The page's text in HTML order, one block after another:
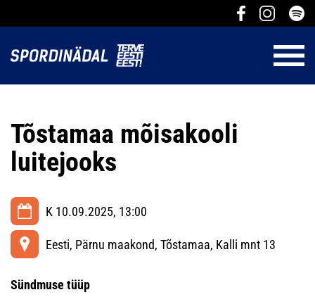
Tõstamaa mõisakooli
luitejooks
K 10.09.2025, 13:00
Eesti, Pärnu maakond, Tõstamaa, Kalli mnt 13
Sündmuse tüüp